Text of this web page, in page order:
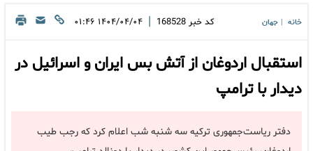
خانه جهان کد خبر 168528
| ۱۴۰۴/۰۴/۰۴ ۰۱:۴۶
استقبال اردوغان از آتش بس ایران و اسرائیل در
دیدار با ترامپ
دفتر ریاست‌جمهوری ترکیه سه شنبه شب اعلام کرد که رجب طیب